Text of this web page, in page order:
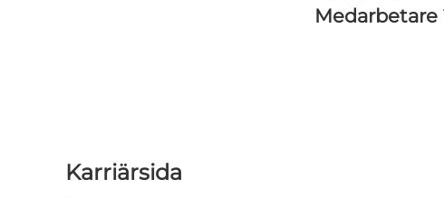
Medarbetare
Karriärsida